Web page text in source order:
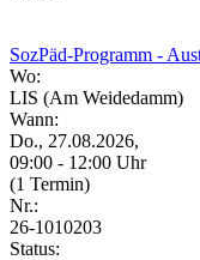
SozPäd-Programm -
Wo:
LIS (Am Weidedamm)
Wann:
Do., 27.08.2026,
09:00 - 12:00 Uhr
(1 Termin)
Nr.:
26-1010203
Status: